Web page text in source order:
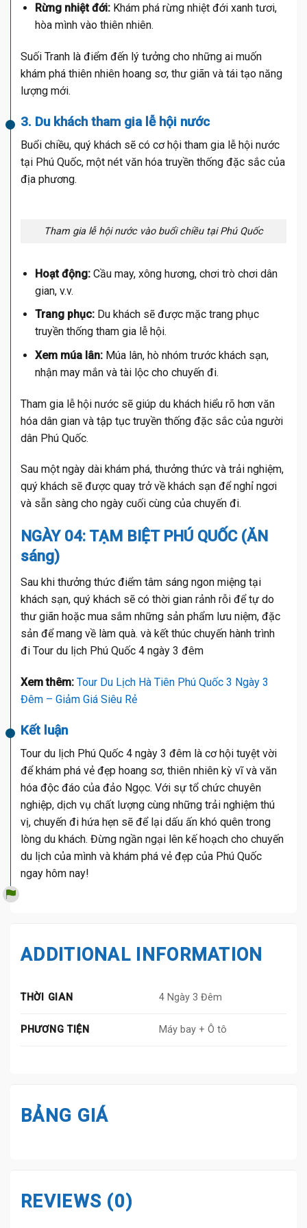
Rừng nhiệt đới:Khám phá rừng nhiệt đới xanh tươi,
hòa mình vào thiên nhiên.
Suối Tranh là điểm đến lý tưởng cho những ai muốn
khám phá thiên nhiên hoang sơ, thư giãn và tái tạo năng
lượng mới.
3. Du khách tham gia lễ hội nước
Buổi chiều, quý khách sẽ có cơ hội tham gia lễ hội nước
tại Phú Quốc, một nét văn hóa truyền thống đặc sắc của
địa phương.
Tham gia lễ hội nước vào buổi chiều tại Phú Quốc
Hoạt động:Cầu may, xông hương, chơi trò chơi dân
gian, v.v.
Trang phục:Du khách sẽ được mặc trang phục
truyền thống tham gia lễ hội.
Xem múa lân:Múa lân, hò nhóm trước khách sạn,
nhận may mắn và tài lộc cho chuyến đi.
Tham gia lễ hội nước sẽ giúp du khách hiểu rõ hơn văn
hóa dân gian và tập tục truyền thống đặc sắc của người
dân Phú Quốc.
Sau một ngày dài khám phá, thưởng thức và trải nghiệm,
quý khách sẽ được quay trở về khách sạn để nghỉ ngơi
và sẵn sàng cho ngày cuối cùng của chuyến đi.
NGÀY 04: TẠM BIỆT PHÚ QUỐC (ĂN
sáng)
Sau khi thưởng thức điểm tâm sáng ngon miệng tại
khách sạn, quý khách sẽ có thời gian rảnh rỗi để tự do
thư giãn hoặc mua sắm những sản phẩm lưu niệm, đặc
sản để mang về làm quà. và kết thúc chuyến hành trình
đi Tour du lịch Phú Quốc 4 ngày 3 đêm
Xem thêm: Tour Du Lịch Hà Tiên Phú Quốc 3 Ngày 3
Đêm – Giảm Giá Siêu Rẻ
Kết luận
Tour du lịch Phú Quốc 4 ngày 3 đêm là cơ hội tuyệt vời
để khám phá vẻ đẹp hoang sơ, thiên nhiên kỳ vĩ và văn
hóa độc đáo của đảo Ngọc. Với sự tổ chức chuyên
nghiệp, dịch vụ chất lượng cùng những trải nghiệm thú
vị, chuyến đi hứa hẹn sẽ để lại dấu ấn khó quên trong
lòng du khách. Đừng ngần ngại lên kế hoạch cho chuyến
du lịch của mình và khám phá vẻ đẹp của Phú Quốc
ngay hôm nay!
ADDITIONAL INFORMATION
THỜI GIAN 4 Ngày 3 Đêm
PHƯƠNG TIỆN Máy bay + Ô tô
BẢNG GIÁ
REVIEWS (0)